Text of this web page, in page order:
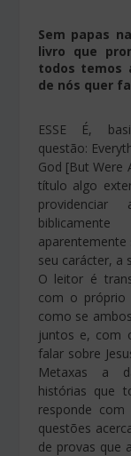
Sem papas
livro que
todos temos
de nós quer
ESSE É,
questão:
God [But Were
título algo
aparentemente
seu carácter, a
O leitor é
com o próprio
como se
juntos e, com
falar sobre
Metaxas a
histórias que
responde
questões
de provas que